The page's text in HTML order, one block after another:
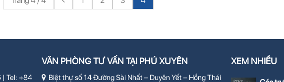
Tel: +84
VĂN PHÒNG TƯ VẤN TẠI PHÚ XUYÊN
Biệt thự số 14 Đường Sài Nhất – Duyên Yết – Hồng Thái
XEM NHIỀU